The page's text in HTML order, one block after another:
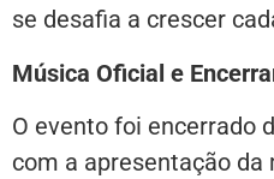
se desafia a crescer
Música Oficial e
O evento foi encerrado
com a apresentação